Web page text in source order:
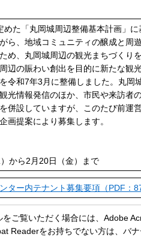
た「丸岡城周辺整備基本計画」に
ら、地域コミュニティの醸成と周
め、丸岡城周辺の観光まちづくり
辺の賑わい創出を目的に新たな観
令和7年3月に整備しました。丸岡
光情報発信のほか、市民や来訪者
併設していますが、このたび前運
画提案により募集します。
から2月20日（金）まで
ター内テナント募集要項（PDF：
をご覧いただく場合には、Adobe
Readerをお持ちでない方は、バ